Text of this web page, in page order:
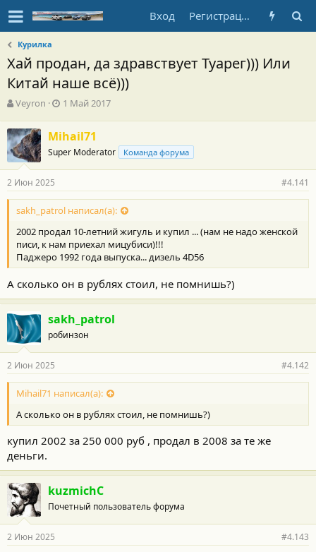
Вход Регистрация
Курилка
Хай продан, да здравствует Туарег))) Или
Китай наше всё)))
А
т
о
р
т
е
м
ы
Veyron
Д
а
н
а
л
а
1 Май 2017
Mihail71
Super Moderator Команда форума
2 Июн 2025 #4.141
sakh_patrol написал(а):
2002 продал 10-летний жигуль и купил ... (нам не надо женской
писи, к нам приехал мицубиси)!!!
Паджеро 1992 года выпуска... дизель 4D56
А сколько он в рублях стоил, не помнишь?)
sakh_patrol
робинзон
2 Июн 2025 #4.142
Mihail71 написал(а):
А сколько он в рублях стоил, не помнишь?)
купил 2002 за 250 000 руб , продал в 2008 за те же
деньги.
kuzmichC
Почетный пользователь форума
2 Июн 2025 #4.143